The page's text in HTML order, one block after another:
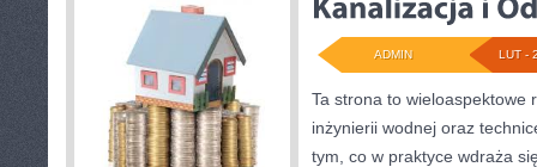
LUT -
ADMIN
Ta strona to wieloaspektowe
inżynierii wodnej oraz
tym, co w praktyce wdraża